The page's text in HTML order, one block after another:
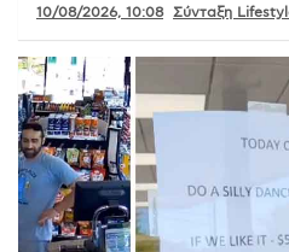
10/08/2026, 10:08 Σύνταξη